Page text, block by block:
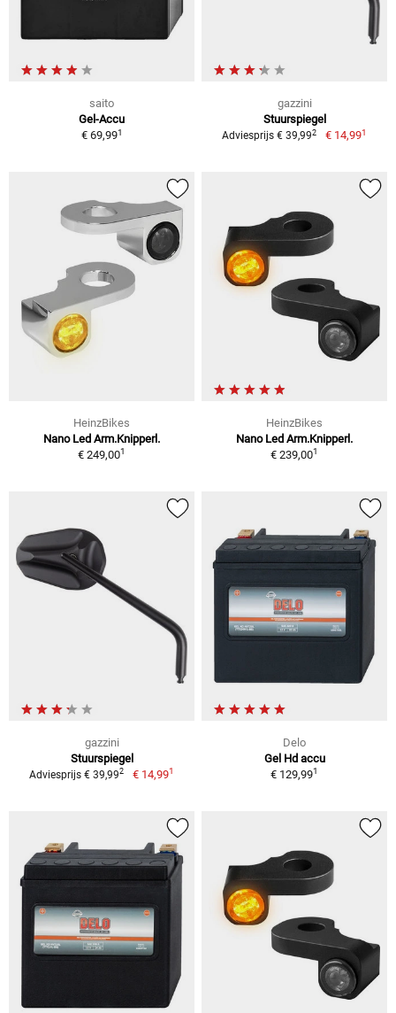
saito
Gel-Accu
€ 69,991
gazzini
Stuurspiegel
Adviesprijs € 39,992 € 14,991
HeinzBikes
Nano Led Arm.Knipperl.
€ 249,001
HeinzBikes
Nano Led Arm.Knipperl.
€ 239,001
gazzini
Stuurspiegel
Adviesprijs € 39,992 € 14,991
Delo
Gel Hd accu
€ 129,991